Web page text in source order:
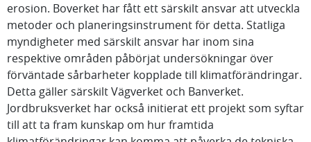
erosion. Boverket har fått ett särskilt ansvar att utveckla
metoder och planeringsinstrument för detta. Statliga
myndigheter med särskilt ansvar har inom sina
respektive områden påbörjat undersökningar över
förväntade sårbarheter kopplade till klimatförändringar.
Detta gäller särskilt Vägverket och Banverket.
Jordbruksverket har också initierat ett projekt som syftar
till att ta fram kunskap om hur framtida